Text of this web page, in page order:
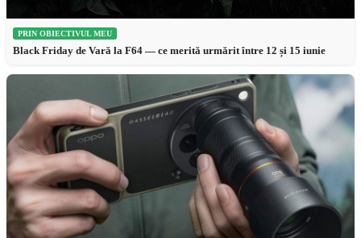
PRIN OBIECTIVUL MEU
Black Friday de Vară la F64 — ce merită urmărit între 12 și 15 iunie